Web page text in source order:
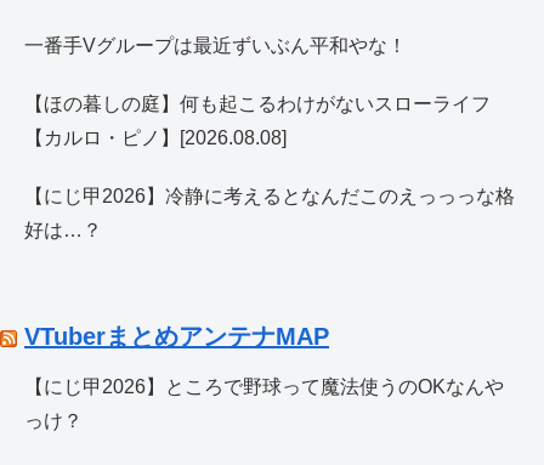
一番手Vグループは最近ずいぶん平和やな！
【ほの暮しの庭】何も起こるわけがないスローライフ
【カルロ・ピノ】[2026.08.08]
【にじ甲2026】冷静に考えるとなんだこのえっっっな格
好は…？
VTuberまとめアンテナMAP
【にじ甲2026】ところで野球って魔法使うのOKなんや
っけ？